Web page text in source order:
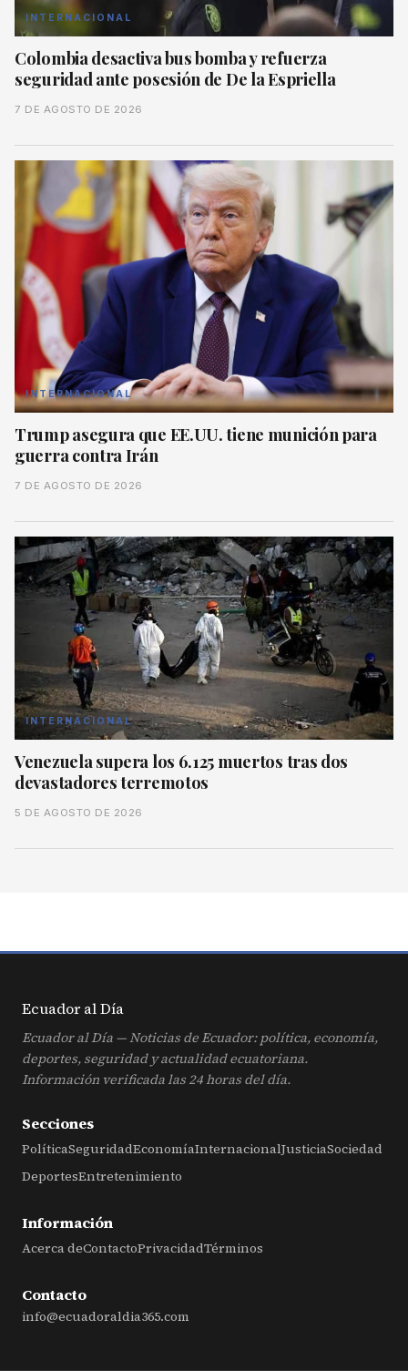
INTERNACIONAL
Colombia desactiva bus bomba y refuerza
seguridad ante posesión de De la Espriella
7 DE AGOSTO DE 2026
INTERNACIONAL
Trump asegura que EE.UU. tiene munición para
guerra contra Irán
7 DE AGOSTO DE 2026
INTERNACIONAL
Venezuela supera los 6.125 muertos tras dos
devastadores terremotos
5 DE AGOSTO DE 2026
Ecuador alDía
Ecuador al Día — Noticias de Ecuador: política, economía,
deportes, seguridad y actualidad ecuatoriana.
Información verificada las 24 horas del día.
Secciones
PolíticaSeguridadEconomíaInternacionalJusticiaSociedad
DeportesEntretenimiento
Información
Acerca deContactoPrivacidadTérminos
Contacto
info@ecuadoraldia365.com